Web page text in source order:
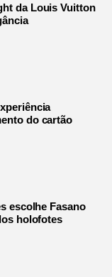
da Louis Vuitton
do cartão
escolhe Fasano
holofotes